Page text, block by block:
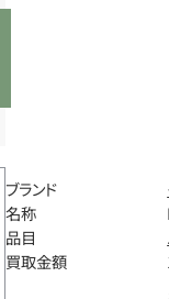
ブランド
名称
品目
買取金額